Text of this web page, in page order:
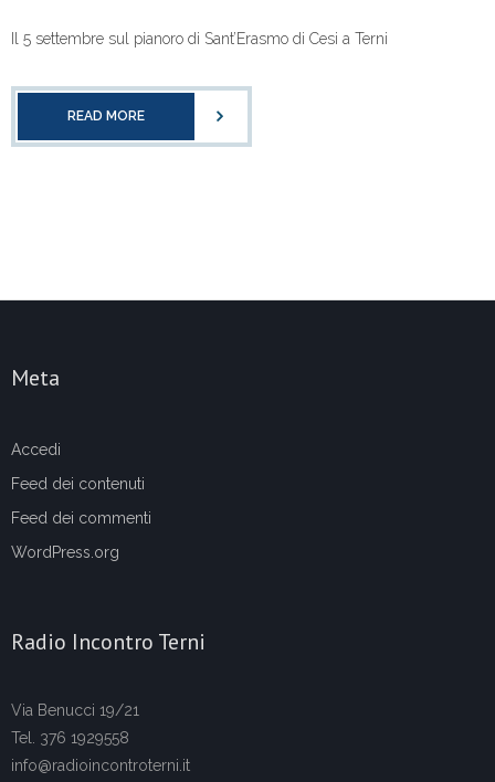
Il 5 settembre sul pianoro di Sant’Erasmo di Cesi a Terni
READ MORE
Meta
Accedi
Feed dei contenuti
Feed dei commenti
WordPress.org
Radio Incontro Terni
Via Benucci 19/21
Tel. 376 1929558
info@radioincontroterni.it